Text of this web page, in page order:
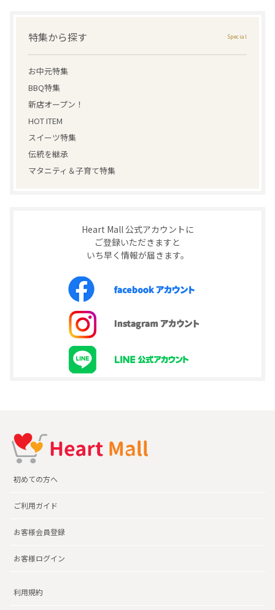
特集から探す
お中元特集
BBQ特集
新店オープン！
HOT ITEM
スイーツ特集
伝統を継承
マタニティ＆子育て特集
Heart Mall 公式アカウントに
ご登録いただきますと
いち早く情報が届きます。
初めての方へ
ご利用ガイド
お客様会員登録
お客様ログイン
利用規約